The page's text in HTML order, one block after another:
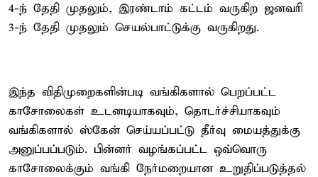
4-ந் தேதி முதலும், இரண்டாம் கட்டம் வருகிற ஜனவரி
3-ந் தேதி முதலும் செயல்பாட்டுக்கு வருகிறது.
இந்த விதிமுறைகளின்படி வங்கிகளால் பெறப்பட்ட
காசோலைகள் உடனடியாகவும், தொடர்ச்சியாகவும்
வங்கிகளால் ஸ்கேன் செய்யப்பட்டு தீர்வு மையத்துக்கு
அனுப்பப்படும். பின்னர் வழங்கப்பட்ட ஒவ்வொரு
காசோலைக்கும் வங்கி நேர்மறையான உறுதிப்படுத்தல்